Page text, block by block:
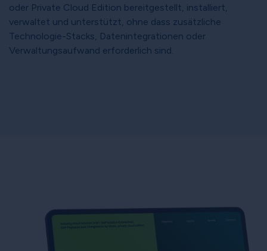
oder Private Cloud Edition bereitgestellt, installiert,
verwaltet und unterstützt, ohne dass zusätzliche
Technologie-Stacks, Datenintegrationen oder
Verwaltungsaufwand erforderlich sind.